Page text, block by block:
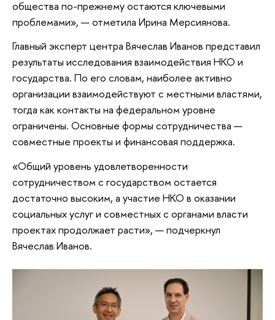
общества по-прежнему остаются ключевыми
проблемами», — отметила Ирина Мерсиянова.
Главный эксперт центра Вячеслав Иванов представил
результаты исследования взаимодействия НКО и
государства. По его словам, наиболее активно
организации взаимодействуют с местными властями,
тогда как контакты на федеральном уровне
ограничены. Основные формы сотрудничества —
совместные проекты и финансовая поддержка.
«Общий уровень удовлетворенности
сотрудничеством с государством остается
достаточно высоким, а участие НКО в оказании
социальных услуг и совместных с органами власти
проектах продолжает расти», — подчеркнул
Вячеслав Иванов.